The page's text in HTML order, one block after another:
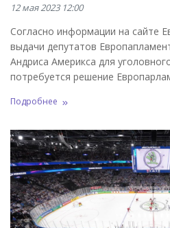
12 мая 2023 12:00
Согласно информации на сайте
выдачи депутатов
Андриса Америкса для
потребуется решение
Подробнее